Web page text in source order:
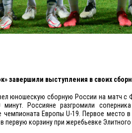
завершили выступления в своих
юношескую сборную России на матч с
Россияне разгромили
чемпионата Европы U-19. Первое место
первую корзину при жеребьевке